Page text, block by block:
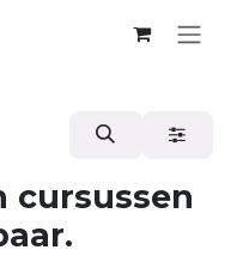
cursussen